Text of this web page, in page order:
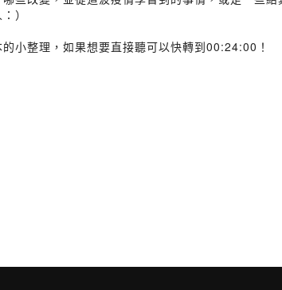
）
小整理，如果想要直接聽可以快轉到00:24:00！